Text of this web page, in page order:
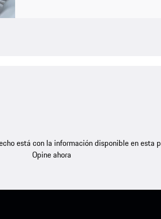
está con la información disponible en esta
Opine ahora